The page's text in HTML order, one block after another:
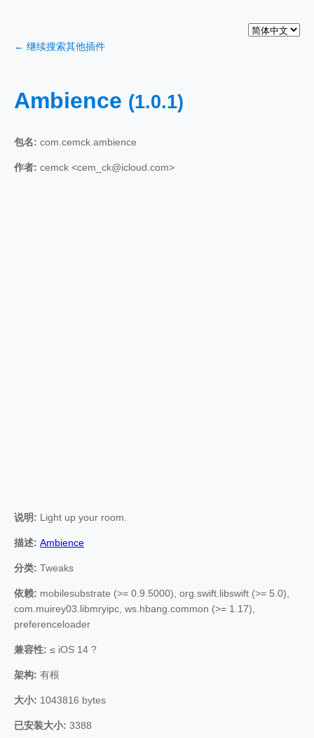
← 继续搜索其他插件
Ambience (1.0.1)
包名: com.cemck.ambience
作者: cemck <cem_ck@icloud.com>
说明: Light up your room.
描述: Ambience
分类: Tweaks
依赖: mobilesubstrate (>= 0.9.5000), org.swift.libswift (>= 5.0),
com.muirey03.libmryipc, ws.hbang.common (>= 1.17),
preferenceloader
兼容性: ≤ iOS 14 ?
架构: 有根
大小: 1043816 bytes
已安装大小: 3388